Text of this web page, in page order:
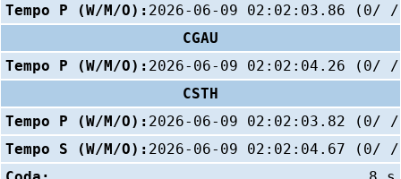
Tempo P (W/M/O): 2026-06-09 02:02:03.86 (0/
CGAU
Tempo P (W/M/O): 2026-06-09 02:02:04.26 (0/
CSTH
Tempo P (W/M/O): 2026-06-09 02:02:03.82 (0/
Tempo S (W/M/O): 2026-06-09 02:02:04.67 (0/